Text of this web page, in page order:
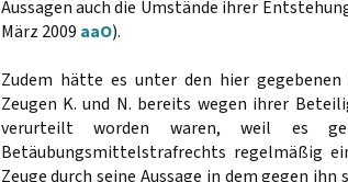
Aussagen auch die Umstände ihrer
März 2009 aaO).
Zudem hätte es unter den hier
Zeugen K. und N. bereits wegen ihrer
verurteilt worden waren, weil es
Betäubungsmittelstrafrechts regelmäßig
Zeuge durch seine Aussage in dem gegen